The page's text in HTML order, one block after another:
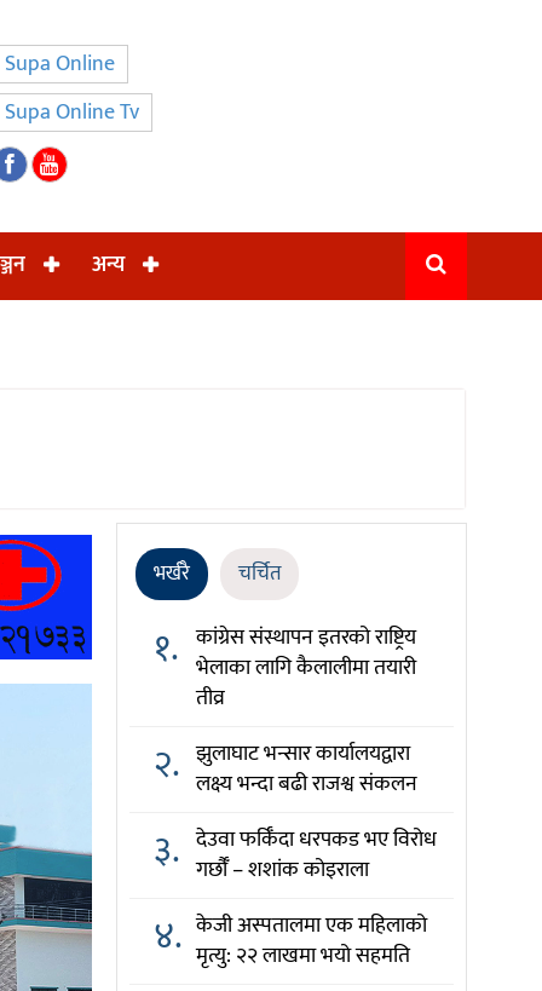
Supa Online
Supa Online Tv
अन्य
भर्खरै चर्चित
१. कांग्रेस संस्थापन इतरको राष्ट्रिय
भेलाका लागि कैलालीमा तयारी
तीव्र
२. झुलाघाट भन्सार कार्यालयद्वारा
लक्ष्य भन्दा बढी राजश्व संकलन
३. देउवा फर्किँदा धरपकड भए विरोध
गर्छौँं – शशांक कोइराला
४. केजी अस्पतालमा एक महिलाको
मृत्यु: २२ लाखमा भयो सहमति